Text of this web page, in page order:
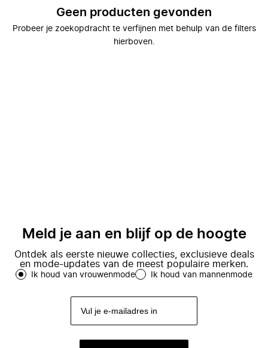
Geen producten gevonden
Probeer je zoekopdracht te verfijnen met behulp van de filters
hierboven.
Meld je aan en blijf op de hoogte
Ontdek als eerste nieuwe collecties, exclusieve deals
en mode-updates van de meest populaire merken.
Ik houd van vrouwenmode Ik houd van mannenmode